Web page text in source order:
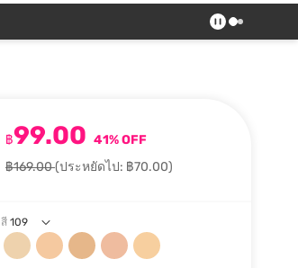
฿99.00 41% OFF
฿169.00(ประหยัดไป: ฿70.00)
สี 109